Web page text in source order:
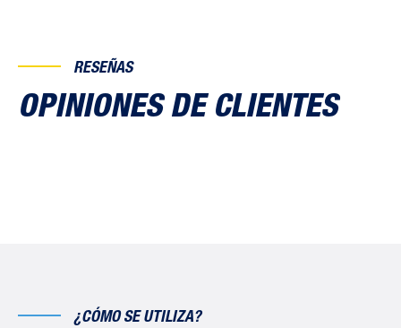
RESEÑAS
OPINIONES DE CLIENTES
¿CÓMO SE UTILIZA?